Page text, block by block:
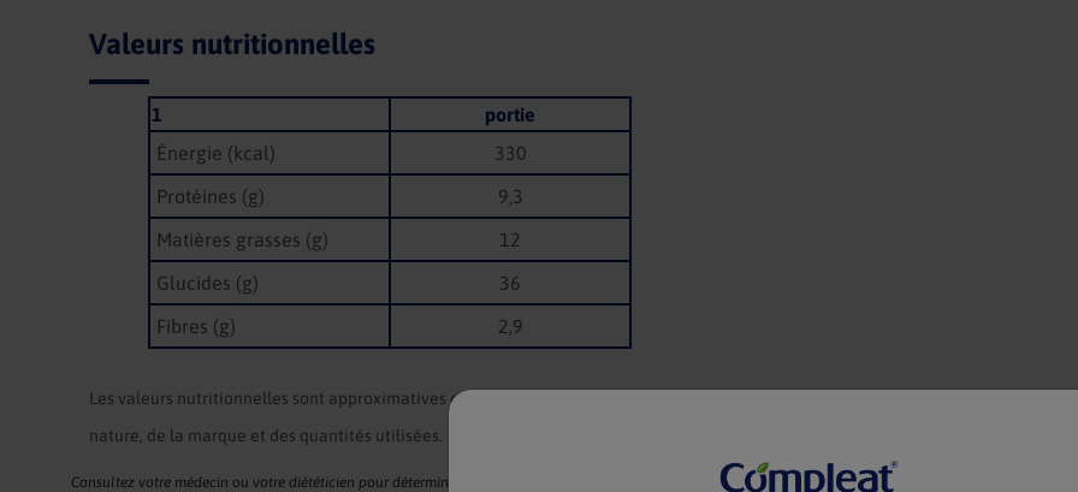
Valeurs nutritionnelles
1
portie
Énergie (kcal)
330
Protéines (g)
9,3
Matières grasses (g)
12
Glucides (g)
36
Fibres (g)
2,9
Les valeurs nutritionnelles sont approximatives et varient en fonction de la
nature, de la marque et des quantités utilisées.
Consultez votre médecin ou votre diététicien pour déterminer si la recette mélangée et les ingrédients sont adaptés et tolérables. Les images sont